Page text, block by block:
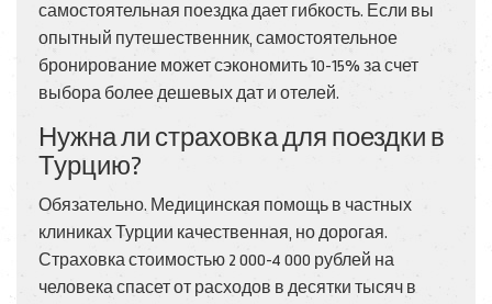
самостоятельная поездка дает гибкость. Если вы
опытный путешественник, самостоятельное
бронирование может сэкономить 10-15% за счет
выбора более дешевых дат и отелей.
Нужна ли страховка для поездки в
Турцию?
Обязательно. Медицинская помощь в частных
клиниках Турции качественная, но дорогая.
Страховка стоимостью 2 000-4 000 рублей на
человека спасет от расходов в десятки тысяч в